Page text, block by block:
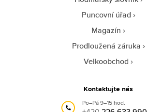
Puncovní úřad
Magazín
Prodloužená záruka
Velkoobchod
Kontaktujte nás
Po–Pá 9–15 hod.